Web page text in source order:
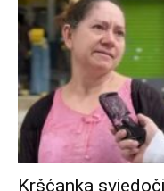
Kršćanka